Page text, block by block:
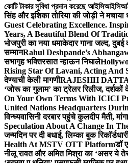
কোটি টাকার সুবিধা প্রদান করেছে
सिंह और इशिका तोरिया की जोड़ी ने मचाया
Guest Celebrating Excellence.
Years, A Beautiful Blend Of
भोजपुरी का नया धमाकेदार गाना जल्द,
सम्मानRahul Deshpande’s
सभागृह भक्तिरसात न्हाऊन निघाले
Rising Star Of Lavani, Acting And
देण्याची केली मागणीRAJESHH
‘जोरू का गुलाम’ का ट्रेलर रिलीज, दर्शकों
On Your Own Terms With ICICI
United Nations Headquarters
विन्ध्यवासिनी दरबार पहुंचे कुलदीप मैती,
Speculation About A Change In
जन्मदिन पर दी बधाई, लिम्का बुक
Health At MSTV OTT Platformडॉ
नीलू रावत और अमित मिश्रा का ‘असर ये